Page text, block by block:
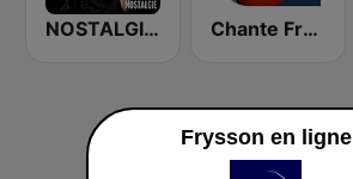
NOSTALGIE NEW WAVE Chante France
Frysson en ligne